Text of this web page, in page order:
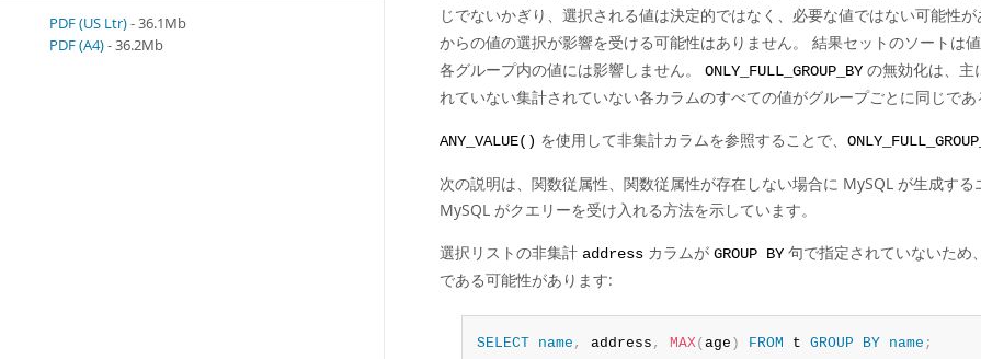
PDF (US Ltr)- 36.1Mb
PDF (A4)- 36.2Mb
じでないかぎり、選択される値は決定的ではなく、必要な値ではない可能性が
からの値の選択が影響を受ける可能性はありません。 結果セットのソートは値
各グループ内の値には影響しません。
ONLY_FULL_GROUP_BY の無効化は、主
れていない集計されていない各カラムのすべての値がグループごとに同じであ
ANY_VALUE() を使用して非集計カラムを参照することで、
次の説明は、関数従属性、関数従属性が存在しない場合に MySQL が生成す
MySQL がクエリーを受け入れる方法を示しています。
選択リストの非集計 address カラムが GROUP BY 句で指定されていないため、
である可能性があります:
SELECT name , address , MAX(age ) FROM t GROUP BY name ;